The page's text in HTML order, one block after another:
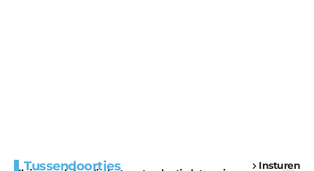
Tussendoortjes Insturen
voor kabouters
uitdaging